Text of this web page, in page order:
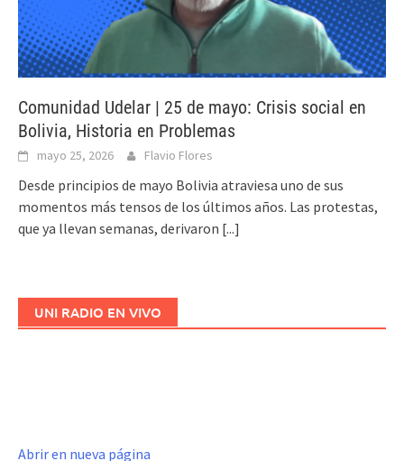
Comunidad Udelar | 25 de mayo: Crisis social en
Bolivia, Historia en Problemas
mayo 25, 2026 Flavio Flores
Desde principios de mayo Bolivia atraviesa uno de sus
momentos más tensos de los últimos años. Las protestas,
que ya llevan semanas, derivaron [...]
UNI RADIO EN VIVO
Abrir en nueva página